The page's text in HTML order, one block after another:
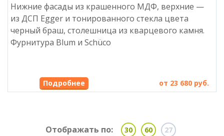
Нижние фасады из крашенного МДФ, верхние —
из ДСП Egger и тонированного стекла цвета
черный браш, столешница из кварцевого камня.
Фурнитура Blum и Schüco
Подробнее от 23 680 руб.
Отображать по: 30 60 27